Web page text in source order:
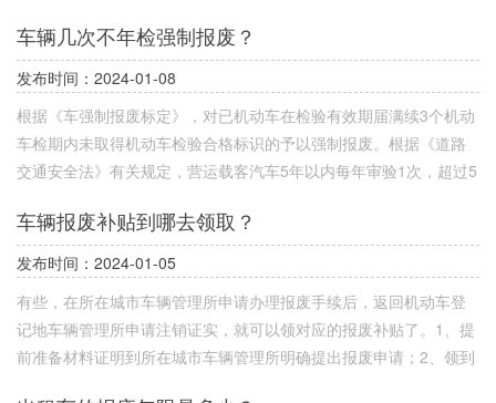
车辆几次不年检强制报废？
发布时间：2024-01-08
根据《车强制报废标定》，对已机动车在检验有效期届满续3个机动
车检期内未取得机动车检验合格标识的予以强制报废。根据《道路
交通安全法》有关规定，营运载客汽车5年以内每年审验1次，超过5
年以内每年审验1次，超过10年的，每6个月检验1次，小型、微型非
营运载客汽车6年以内每2年审验1次，超过6年的，每年审验1次，超
过15年的，每6个月检验1次。超过20年的，从第21年起每年定期检
验4次。
车辆报废补贴到哪去领取？
发布时间：2024-01-05
有些，在所在城市车辆管理所申请办理报废手续后，返回机动车登
记地车辆管理所申请注销证实，就可以领对应的报废补贴了。1、提
前准备材料证明到所在城市车辆管理所明确提出报废申请；2、领到